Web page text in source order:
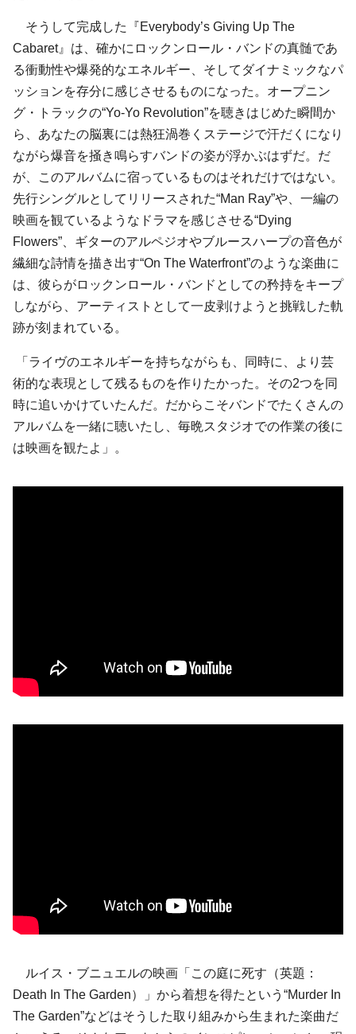
そうして完成した『Everybody’s Giving Up The
Cabaret』は、確かにロックンロール・バンドの真髄であ
る衝動性や爆発的なエネルギー、そしてダイナミックなパ
ッションを存分に感じさせるものになった。オープニン
グ・トラックの“Yo-Yo Revolution”を聴きはじめた瞬間か
ら、あなたの脳裏には熱狂渦巻くステージで汗だくになり
ながら爆音を掻き鳴らすバンドの姿が浮かぶはずだ。だ
が、このアルバムに宿っているものはそれだけではない。
先行シングルとしてリリースされた“Man Ray”や、一編の
映画を観ているようなドラマを感じさせる“Dying
Flowers”、ギターのアルペジオやブルースハープの音色が
繊細な詩情を描き出す“On The Waterfront”のような楽曲に
は、彼らがロックンロール・バンドとしての矜持をキープ
しながら、アーティストとして一皮剥けようと挑戦した軌
跡が刻まれている。
「ライヴのエネルギーを持ちながらも、同時に、より芸
術的な表現として残るものを作りたかった。その2つを同
時に追いかけていたんだ。だからこそバンドでたくさんの
アルバムを一緒に聴いたし、毎晩スタジオでの作業の後に
は映画を観たよ」。
ルイス・ブニュエルの映画「この庭に死す（英題：
Death In The Garden）」から着想を得たという“Murder In
The Garden”などはそうした取り組みから生まれた楽曲だ